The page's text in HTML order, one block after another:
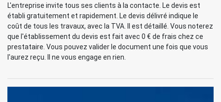
L'entreprise invite tous ses clients à la contacte. Le devis est
établi gratuitement et rapidement. Le devis délivré indique le
coût de tous les travaux, avec la TVA. Il est détaillé. Vous noterez
que l'établissement du devis est fait avec 0 € de frais chez ce
prestataire. Vous pouvez valider le document une fois que vous
l'aurez reçu. Il ne vous engage en rien.